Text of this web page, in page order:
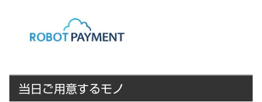
当日ご用意するモノ